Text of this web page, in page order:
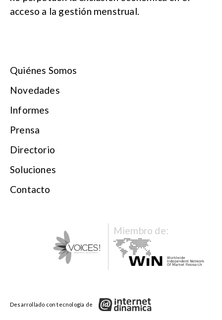
acceso a la gestión menstrual.
Quiénes Somos
Novedades
Informes
Prensa
Directorio
Soluciones
Contacto
Miembro de: